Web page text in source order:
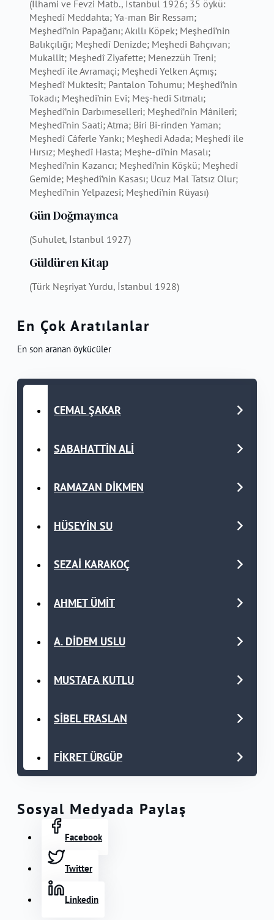
(İlhami ve Fevzi Matb., İstanbul 1926; 35 öykü:
Meşhedî Meddahta; Ya-man Bir Ressam;
Meşhedî’nin Papağanı; Akıllı Köpek; Meşhedî’nin
Balıkçılığı; Meşhedî Denizde; Meşhedî Bahçıvan;
Mukallit; Meşhedî Ziyafette; Menezzüh Treni;
Meşhedî ile Avramaçi; Meşhedî Yelken Açmış;
Meşhedî Muktesit; Pantalon Tohumu; Meşhedî’nin
Tokadı; Meşhedî’nin Evi; Meş-hedî Sıtmalı;
Meşhedî’nin Darbımeselleri; Meşhedî’nin Mânileri;
Meşhedî’nin Saati; Atma; Biri Bi-rinden Yaman;
Meşhedî Câferle Yankı; Meşhedî Adada; Meşhedî ile
Hırsız; Meşhedî Hasta; Meşhe-dî’nin Masalı;
Meşhedî’nin Kazancı; Meşhedî’nin Köşkü; Meşhedî
Gemide; Meşhedî’nin Kasası; Ucuz Mal Tatsız Olur;
Meşhedî’nin Yelpazesi; Meşhedî’nin Rüyası)
Gün Doğmayınca
(Suhulet, İstanbul 1927)
Güldüren Kitap
(Türk Neşriyat Yurdu, İstanbul 1928)
En Çok Aratılanlar
En son aranan öykücüler
CEMAL ŞAKAR
SABAHATTİN ALİ
RAMAZAN DİKMEN
HÜSEYİN SU
SEZAİ KARAKOÇ
AHMET ÜMİT
A. DİDEM USLU
MUSTAFA KUTLU
SİBEL ERASLAN
FİKRET ÜRGÜP
Sosyal Medyada Paylaş
Facebook
Twitter
Linkedin